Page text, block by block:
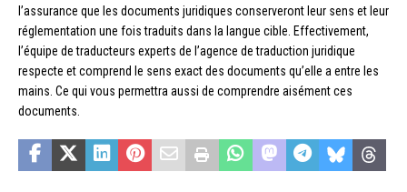
l’assurance que les documents juridiques conserveront leur sens et leur
réglementation une fois traduits dans la langue cible. Effectivement,
l’équipe de traducteurs experts de l’agence de traduction juridique
respecte et comprend le sens exact des documents qu’elle a entre les
mains. Ce qui vous permettra aussi de comprendre aisément ces
documents.